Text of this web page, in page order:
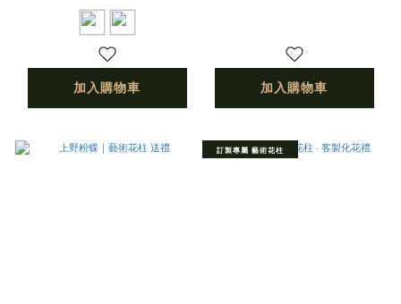
加入購物車 加入購物車
訂製專屬 藝術花柱